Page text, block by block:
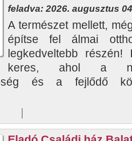
feladva: 2026. augusztus
A természet mellett,
építse fel álmai
legkedveltebb
keres, ahol a
és a fejlődő